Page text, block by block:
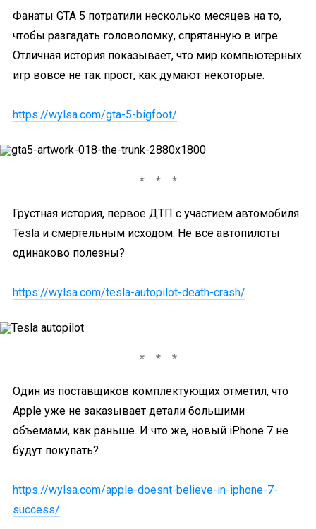
Фанаты GTA 5 потратили несколько месяцев на то,
чтобы разгадать головоломку, спрятанную в игре.
Отличная история показывает, что мир компьютерных
игр вовсе не так прост, как думают некоторые.
https://wylsa.com/gta-5-bigfoot/
Грустная история, первое ДТП с участием автомобиля
Tesla и смертельным исходом. Не все автопилоты
одинаково полезны?
https://wylsa.com/tesla-autopilot-death-crash/
Один из поставщиков комплектующих отметил, что
Apple уже не заказывает детали большими
объемами, как раньше. И что же, новый iPhone 7 не
будут покупать?
https://wylsa.com/apple-doesnt-believe-in-iphone-7-
success/